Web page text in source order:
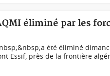
éliminé par les
été éliminé
Essif, près de la frontière